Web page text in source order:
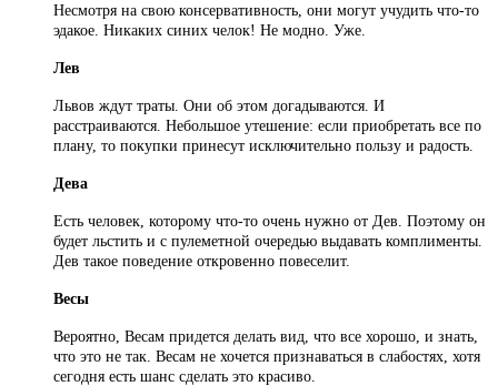
Несмотря на свою консервативность, они могут учудить что-то
эдакое. Никаких синих челок! Не модно. Уже.
Лев
Львов ждут траты. Они об этом догадываются. И
расстраиваются. Небольшое утешение: если приобретать все по
плану, то покупки принесут исключительно пользу и радость.
Дева
Есть человек, которому что-то очень нужно от Дев. Поэтому он
будет льстить и с пулеметной очередью выдавать комплименты.
Дев такое поведение откровенно повеселит.
Весы
Вероятно, Весам придется делать вид, что все хорошо, и знать,
что это не так. Весам не хочется признаваться в слабостях, хотя
сегодня есть шанс сделать это красиво.